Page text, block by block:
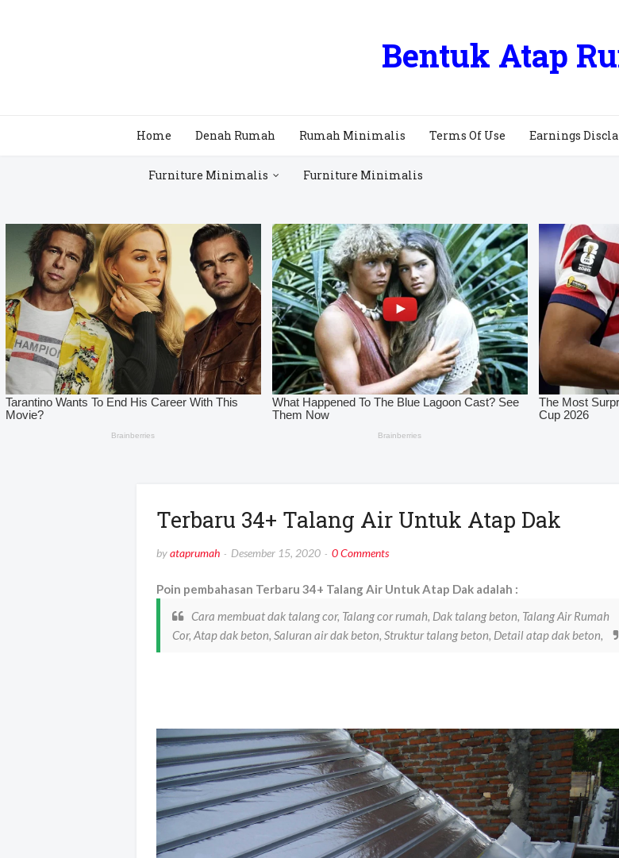
Bentuk Atap
Home Denah Rumah Rumah Minimalis Terms Of Use Earnings
Furniture Minimalis Furniture Minimalis
Terbaru 34+ Talang Air Untuk Atap Dak
byataprumah Desember 15, 2020 0 Comments
Poin pembahasan Terbaru 34+ Talang Air Untuk Atap Dak adalah :
Cara membuat dak talang cor, Talang cor rumah, Dak talang beton, Talang Air Rumah
Cor, Atap dak beton, Saluran air dak beton, Struktur talang beton, Detail atap dak beton,